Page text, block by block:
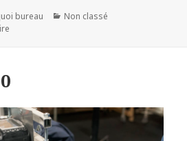
bureau Catégories
Non classé